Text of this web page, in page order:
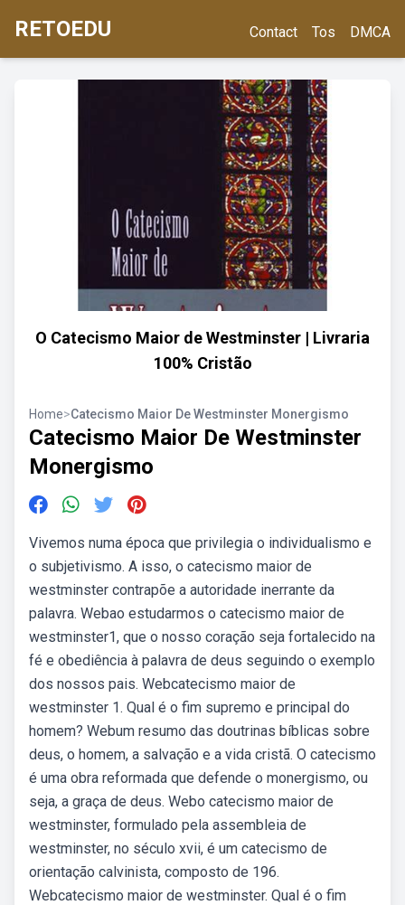
RETOEDU Contact Tos DMCA
O Catecismo Maior de Westminster | Livraria
100% Cristão
Home>Catecismo Maior De Westminster Monergismo
Catecismo Maior De Westminster
Monergismo
Vivemos numa época que privilegia o individualismo e
o subjetivismo. A isso, o catecismo maior de
westminster contrapõe a autoridade inerrante da
palavra. Webao estudarmos o catecismo maior de
westminster1, que o nosso coração seja fortalecido na
fé e obediência à palavra de deus seguindo o exemplo
dos nossos pais. Webcatecismo maior de
westminster 1. Qual é o fim supremo e principal do
homem? Webum resumo das doutrinas bíblicas sobre
deus, o homem, a salvação e a vida cristã. O catecismo
é uma obra reformada que defende o monergismo, ou
seja, a graça de deus. Webo catecismo maior de
westminster, formulado pela assembleia de
westminster, no século xvii, é um catecismo de
orientação calvinista, composto de 196.
Webcatecismo maior de westminster. Qual é o fim